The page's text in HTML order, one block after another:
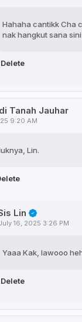
Hahaha cantikk Cha
nak hangkut sana
Delete
Tanah Jauhar
9:20 AM
Lin.
Lin
16, 2025 3:26 PM
Yaaa Kak, lawooo
Delete